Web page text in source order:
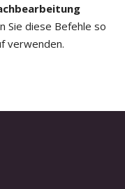
Sie diese Befehle so
verwenden.